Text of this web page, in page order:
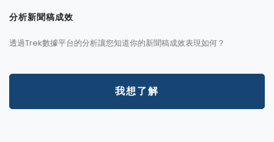
分析新聞稿成效
透過Trek數據平台的分析讓您知道你的新聞稿成效表現如何？
我想了解